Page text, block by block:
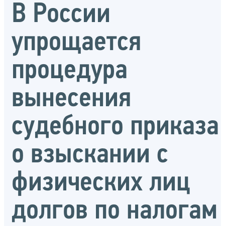
В России
упрощается
процедура
вынесения
судебного приказа
о взыскании с
физических лиц
долгов по налогам